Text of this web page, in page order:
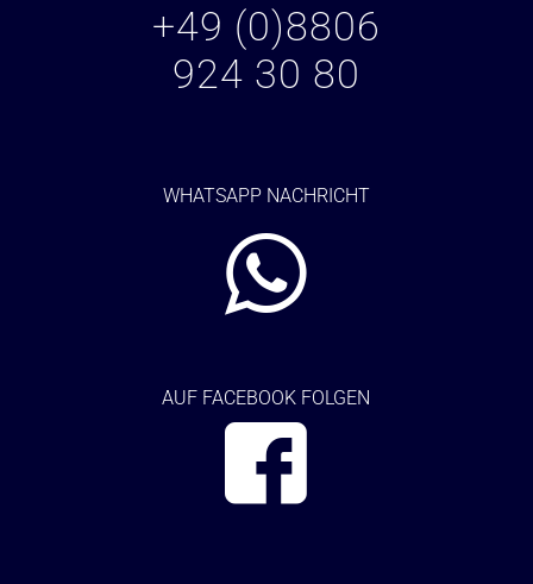
+49 (0)8806
924 30 80
WHATSAPP NACHRICHT
AUF FACEBOOK FOLGEN